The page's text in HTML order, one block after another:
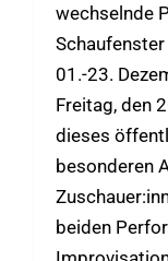
wechselnde
01.-23.
Freitag, den
dieses
besonderen
beiden